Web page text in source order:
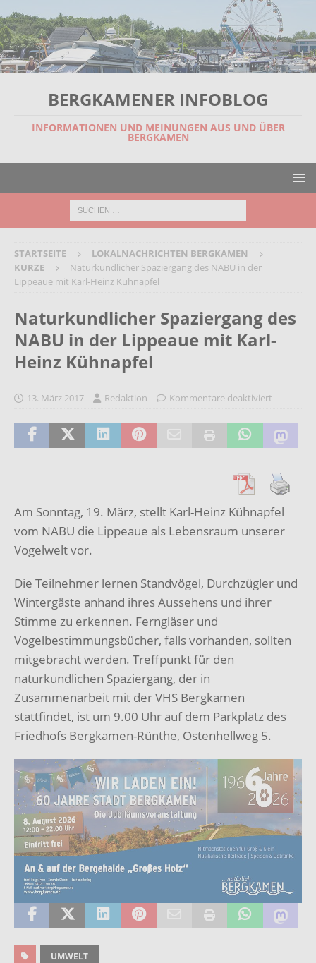
BERGKAMENER INFOBLOG
INFORMATIONEN UND MEINUNGEN AUS UND ÜBER
BERGKAMEN
STARTSEITE
LOKALNACHRICHTEN BERGKAMEN
KURZE
Naturkundlicher Spaziergang des NABU in der
Lippeaue mit Karl-Heinz Kühnapfel
Naturkundlicher Spaziergang des
NABU in der Lippeaue mit Karl-
Heinz Kühnapfel
13. März 2017 Redaktion Kommentare deaktiviert
Am Sonntag, 19. März, stellt Karl-Heinz Kühnapfel
vom NABU die Lippeaue als Lebensraum unserer
Vogelwelt vor.
Die Teilnehmer lernen Standvögel, Durchzügler und
Wintergäste anhand ihres Aussehens und ihrer
Stimme zu erkennen. Ferngläser und
Vogelbestimmungsbücher, falls vorhanden, sollten
mitgebracht werden. Treffpunkt für den
naturkundlichen Spaziergang, der in
Zusammenarbeit mit der VHS Bergkamen
stattfindet, ist um 9.00 Uhr auf dem Parkplatz des
Friedhofs Bergkamen-Rünthe, Ostenhellweg 5.
UMWELT